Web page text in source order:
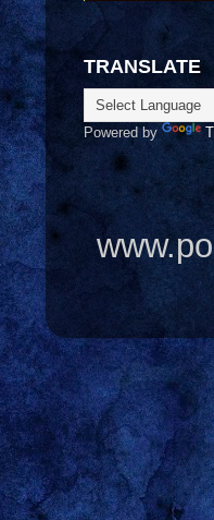
TRANSLATE
Powered by